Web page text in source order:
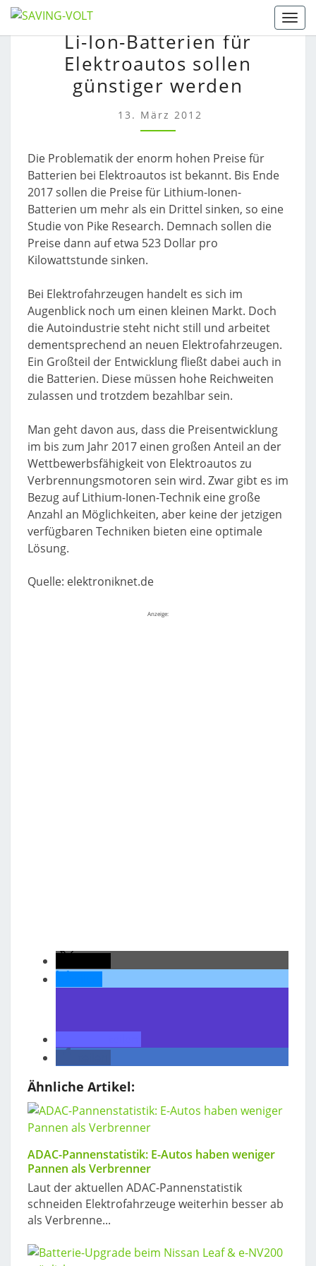
Skip
to
ION-
BATTERIEN
FÜR
ELEKTROAUTOS
SOLLEN
GÜNSTIGER
Li-Ion-Batterien für
Elektroautos sollen
günstiger werden
13. März 2012
Die Problematik der enorm hohen Preise für
Batterien bei Elektroautos ist bekannt. Bis Ende
2017 sollen die Preise für Lithium-Ionen-
Batterien um mehr als ein Drittel sinken, so eine
Studie von Pike Research. Demnach sollen die
Preise dann auf etwa 523 Dollar pro
Kilowattstunde sinken.
Bei Elektrofahrzeugen handelt es sich im
Augenblick noch um einen kleinen Markt. Doch
die Autoindustrie steht nicht still und arbeitet
dementsprechend an neuen Elektrofahrzeugen.
Ein Großteil der Entwicklung fließt dabei auch in
die Batterien. Diese müssen hohe Reichweiten
zulassen und trotzdem bezahlbar sein.
Man geht davon aus, dass die Preisentwicklung
im bis zum Jahr 2017 einen großen Anteil an der
Wettbewerbsfähigkeit von Elektroautos zu
Verbrennungsmotoren sein wird. Zwar gibt es im
Bezug auf Lithium-Ionen-Technik eine große
Anzahl an Möglichkeiten, aber keine der jetzigen
verfügbaren Techniken bieten eine optimale
Lösung.
Quelle: elektroniknet.de
Anzeige:
Ähnliche Artikel:
ADAC-Pannenstatistik: E-Autos haben weniger
Pannen als Verbrenner
Laut der aktuellen ADAC-Pannenstatistik
schneiden Elektrofahrzeuge weiterhin besser ab
als Verbrenne...